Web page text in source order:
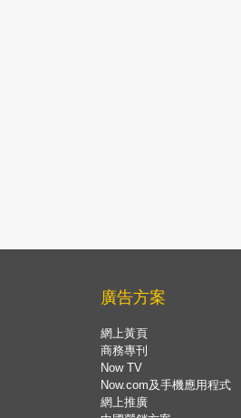
廣告方案
網上黃頁
商務專刊
Now TV
Now.com及手機應用程式
網上推廣